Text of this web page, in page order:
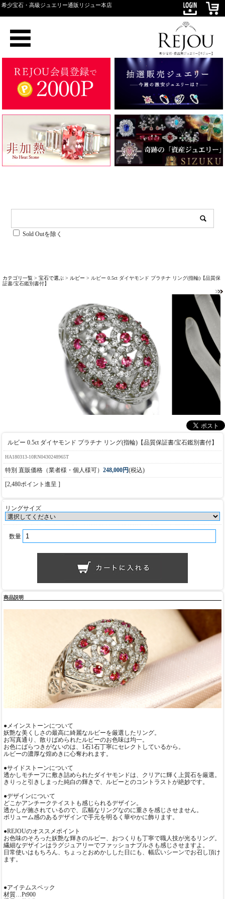
希少宝石・高級ジュエリー通販リジュー本店
Sold Outを除く
カテゴリ一覧 > 宝石で選ぶ > ルビー > ルビー 0.5ct ダイヤモンド プラチナ リング(指輪)【品質保
証書/宝石鑑別書付】
ルビー 0.5ct ダイヤモンド プラチナ リング(指輪)【品質保証書/宝石鑑別書付】
HA180313-10RN0430248965T
特別 直販価格（業者様・個人様可） 248,000円(税込)
[2,480ポイント進呈 ]
リングサイズ
数量
商品説明
●メインストーンについて
妖艶な美くしさの最高に綺麗なルビーを厳選したリング。
お写真通り、散りばめられたルビーのお色味は均一。
お色にばらつきがないのは、1石1石丁寧にセレクトしているから。
ルビーの濃厚な煌めきに心奪われます。
●サイドストーンについて
透かしモチーフに敷き詰められたダイヤモンドは、クリアに輝く上質石を厳選。
きりっと引きしまった純白の輝きで、ルビーとのコントラストが絶妙です。
●デザインについて
どこかアンチークテイストも感じられるデザイン。
透かしが施されているので、広幅なリングなのに重さを感じさせません。
ボリューム感のあるデザインで手元を明るく華やかに飾ります。
●REJOUのオススメポイント
お色味のそろった妖艶な輝きのルビー、おつくりも丁寧で職人技が光るリング。
繊細なデザインはラグジュアリーでファッショナブルさも感じさせますよ。
日常使いはもちろん、ちょっとおめかしした日にも、幅広いシーンでお召し頂け
ます。
●アイテムスペック
材質…Pt900